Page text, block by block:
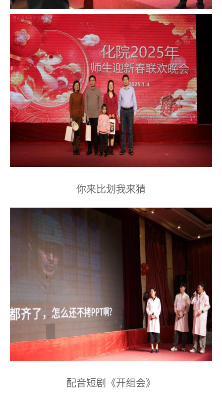
你来比划我来猜
配音短剧《开组会》